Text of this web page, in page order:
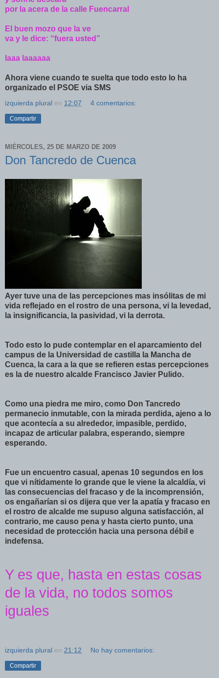
por la acera de la calle Fuencarral
El buen mozo que la ve
va y le dice: “fuera usted”
laaa laaaaaa
Ahora viene cuando te suelta que todo esto lo ha
organizado el PSOE via SMS
izquierda plural en 12:07 4 comentarios:
Compartir
MIÉRCOLES, 25 DE MARZO DE 2009
Don Tancredo de Cuenca
Ayer tuve una de las percepciones mas insólitas de mi
vida reflejado en el rostro de una persona, vi la levedad,
la insignificancia, la pasividad, vi la derrota.
Todo esto lo pude contemplar en el aparcamiento del
campus de la Universidad de castilla la Mancha de
Cuenca, la cara a la que se refieren estas percepciones
es la de nuestro alcalde Francisco Javier Pulido.
Como una piedra me miro, como Don Tancredo
permanecio inmutable, con la mirada perdida, ajeno a lo
que acontecía a su alrededor, impasible, perdido,
incapaz de articular palabra, esperando, siempre
esperando.
Fue un encuentro casual, apenas 10 segundos en los
que vi nítidamente lo grande que le viene la alcaldía, vi
las consecuencias del fracaso y de la incomprensión,
os engañarían si os dijera que ver la apatía y fracaso en
el rostro de alcalde me supuso alguna satisfacción, al
contrario, me causo pena y hasta cierto punto, una
necesidad de protección hacia una persona débil e
indefensa.
Y es que, hasta en estas cosas
de la vida, no todos somos
iguales
izquierda plural en 21:12 No hay comentarios:
Compartir